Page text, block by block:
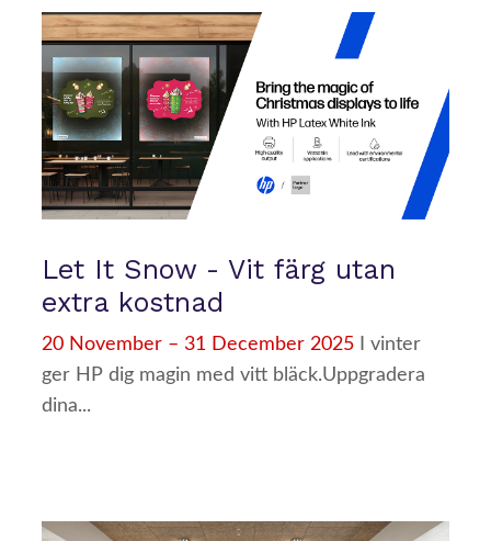
Let It Snow - Vit färg utan
extra kostnad
20 November – 31 December 2025 I vinter
ger HP dig magin med vitt bläck.Uppgradera
dina...